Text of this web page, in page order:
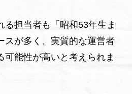
る担当者も「昭和53年生ま
スが多く、実質的な運営者
可能性が高いと考えられま